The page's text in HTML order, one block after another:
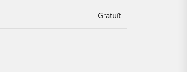
Gratuït